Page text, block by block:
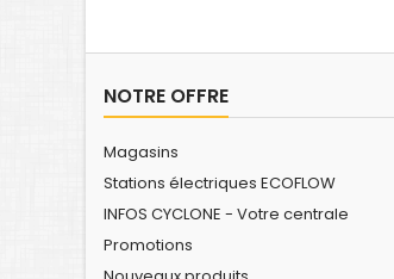
NOTRE OFFRE
Magasins
Stations électriques ECOFLOW
INFOS CYCLONE - Votre centrale
Promotions